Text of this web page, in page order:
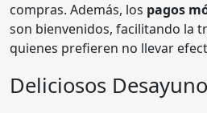
compras. Además, los pagos
son bienvenidos, facilitando la
quienes prefieren no llevar
Deliciosos